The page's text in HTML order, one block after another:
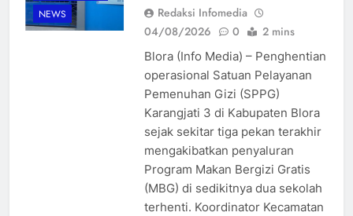
NEWS
Redaksi Infomedia
04/08/2026
0 2 mins
Blora (Info Media) – Penghentian
operasional Satuan Pelayanan
Pemenuhan Gizi (SPPG)
Karangjati 3 di Kabupaten Blora
sejak sekitar tiga pekan terakhir
mengakibatkan penyaluran
Program Makan Bergizi Gratis
(MBG) di sedikitnya dua sekolah
terhenti. Koordinator Kecamatan